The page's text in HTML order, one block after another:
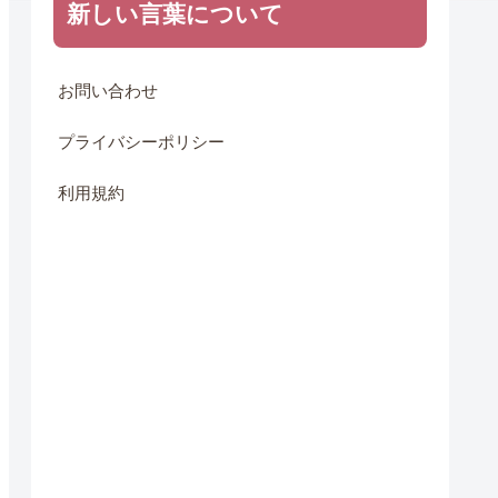
新しい言葉について
お問い合わせ
プライバシーポリシー
利用規約